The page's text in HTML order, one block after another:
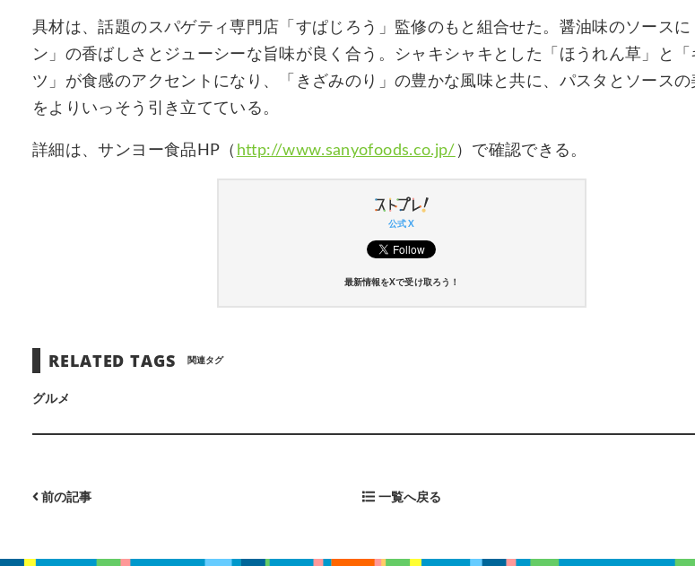
具材は、話題のスパゲティ専門店「すぱじろう」監修のもと組合せた。醤油味のソースに
ン」の香ばしさとジューシーな旨味が良く合う。シャキシャキとした「ほうれん草」と「
ツ」が食感のアクセントになり、「きざみのり」の豊かな風味と共に、パスタとソースの
をよりいっそう引き立てている。
詳細は、サンヨー食品HP（ http://www.sanyofoods.co.jp/ ）で確認できる。
公式 X
最新情報をXで受け取ろう！
RELATED TAGS 関連タグ
グルメ
前の記事 一覧へ戻る